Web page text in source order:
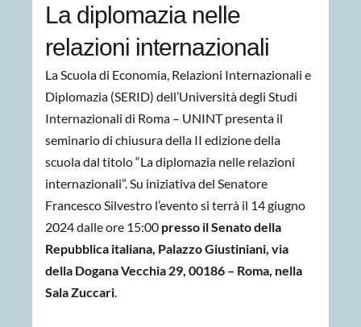
La diplomazia nelle
relazioni internazionali
La Scuola di Economia, Relazioni Internazionali e
Diplomazia (SERID) dell’Università degli Studi
Internazionali di Roma – UNINT presenta il
seminario di chiusura della II edizione della
scuola dal titolo “La diplomazia nelle relazioni
internazionali”. Su iniziativa del Senatore
Francesco Silvestro l’eventosi terrà il 14 giugno
2024 dalle ore 15:00 presso il Senato della
Repubblica italiana, Palazzo Giustiniani, via
della Dogana Vecchia 29, 00186 – Roma, nella
Sala Zuccari